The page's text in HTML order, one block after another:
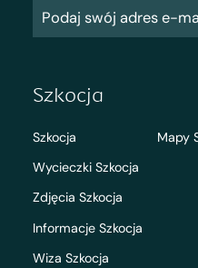
Szkocja
Szkocja
Wycieczki Szkocja
Zdjęcia Szkocja
Informacje Szkocja
Wiza Szkocja
Mapy